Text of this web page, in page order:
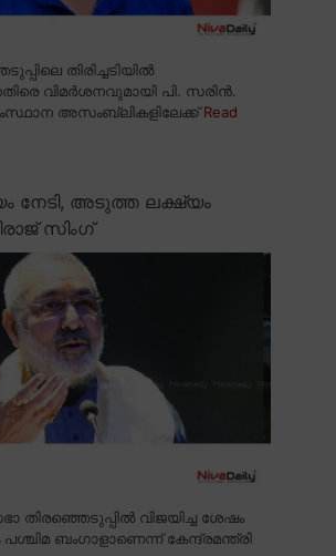
തിരിച്ചടിയിൽ
വിമർശനവുമായി പി. സരിൻ.
അസംബ്ലികളിലേക്ക്Read
നേടി, അടുത്ത ലക്ഷ്യം
സിംഗ്
തിരഞ്ഞെടുപ്പിൽ വിജയിച്ച ശേഷം
ബംഗാളാണെന്ന് കേന്ദ്രമന്ത്രി